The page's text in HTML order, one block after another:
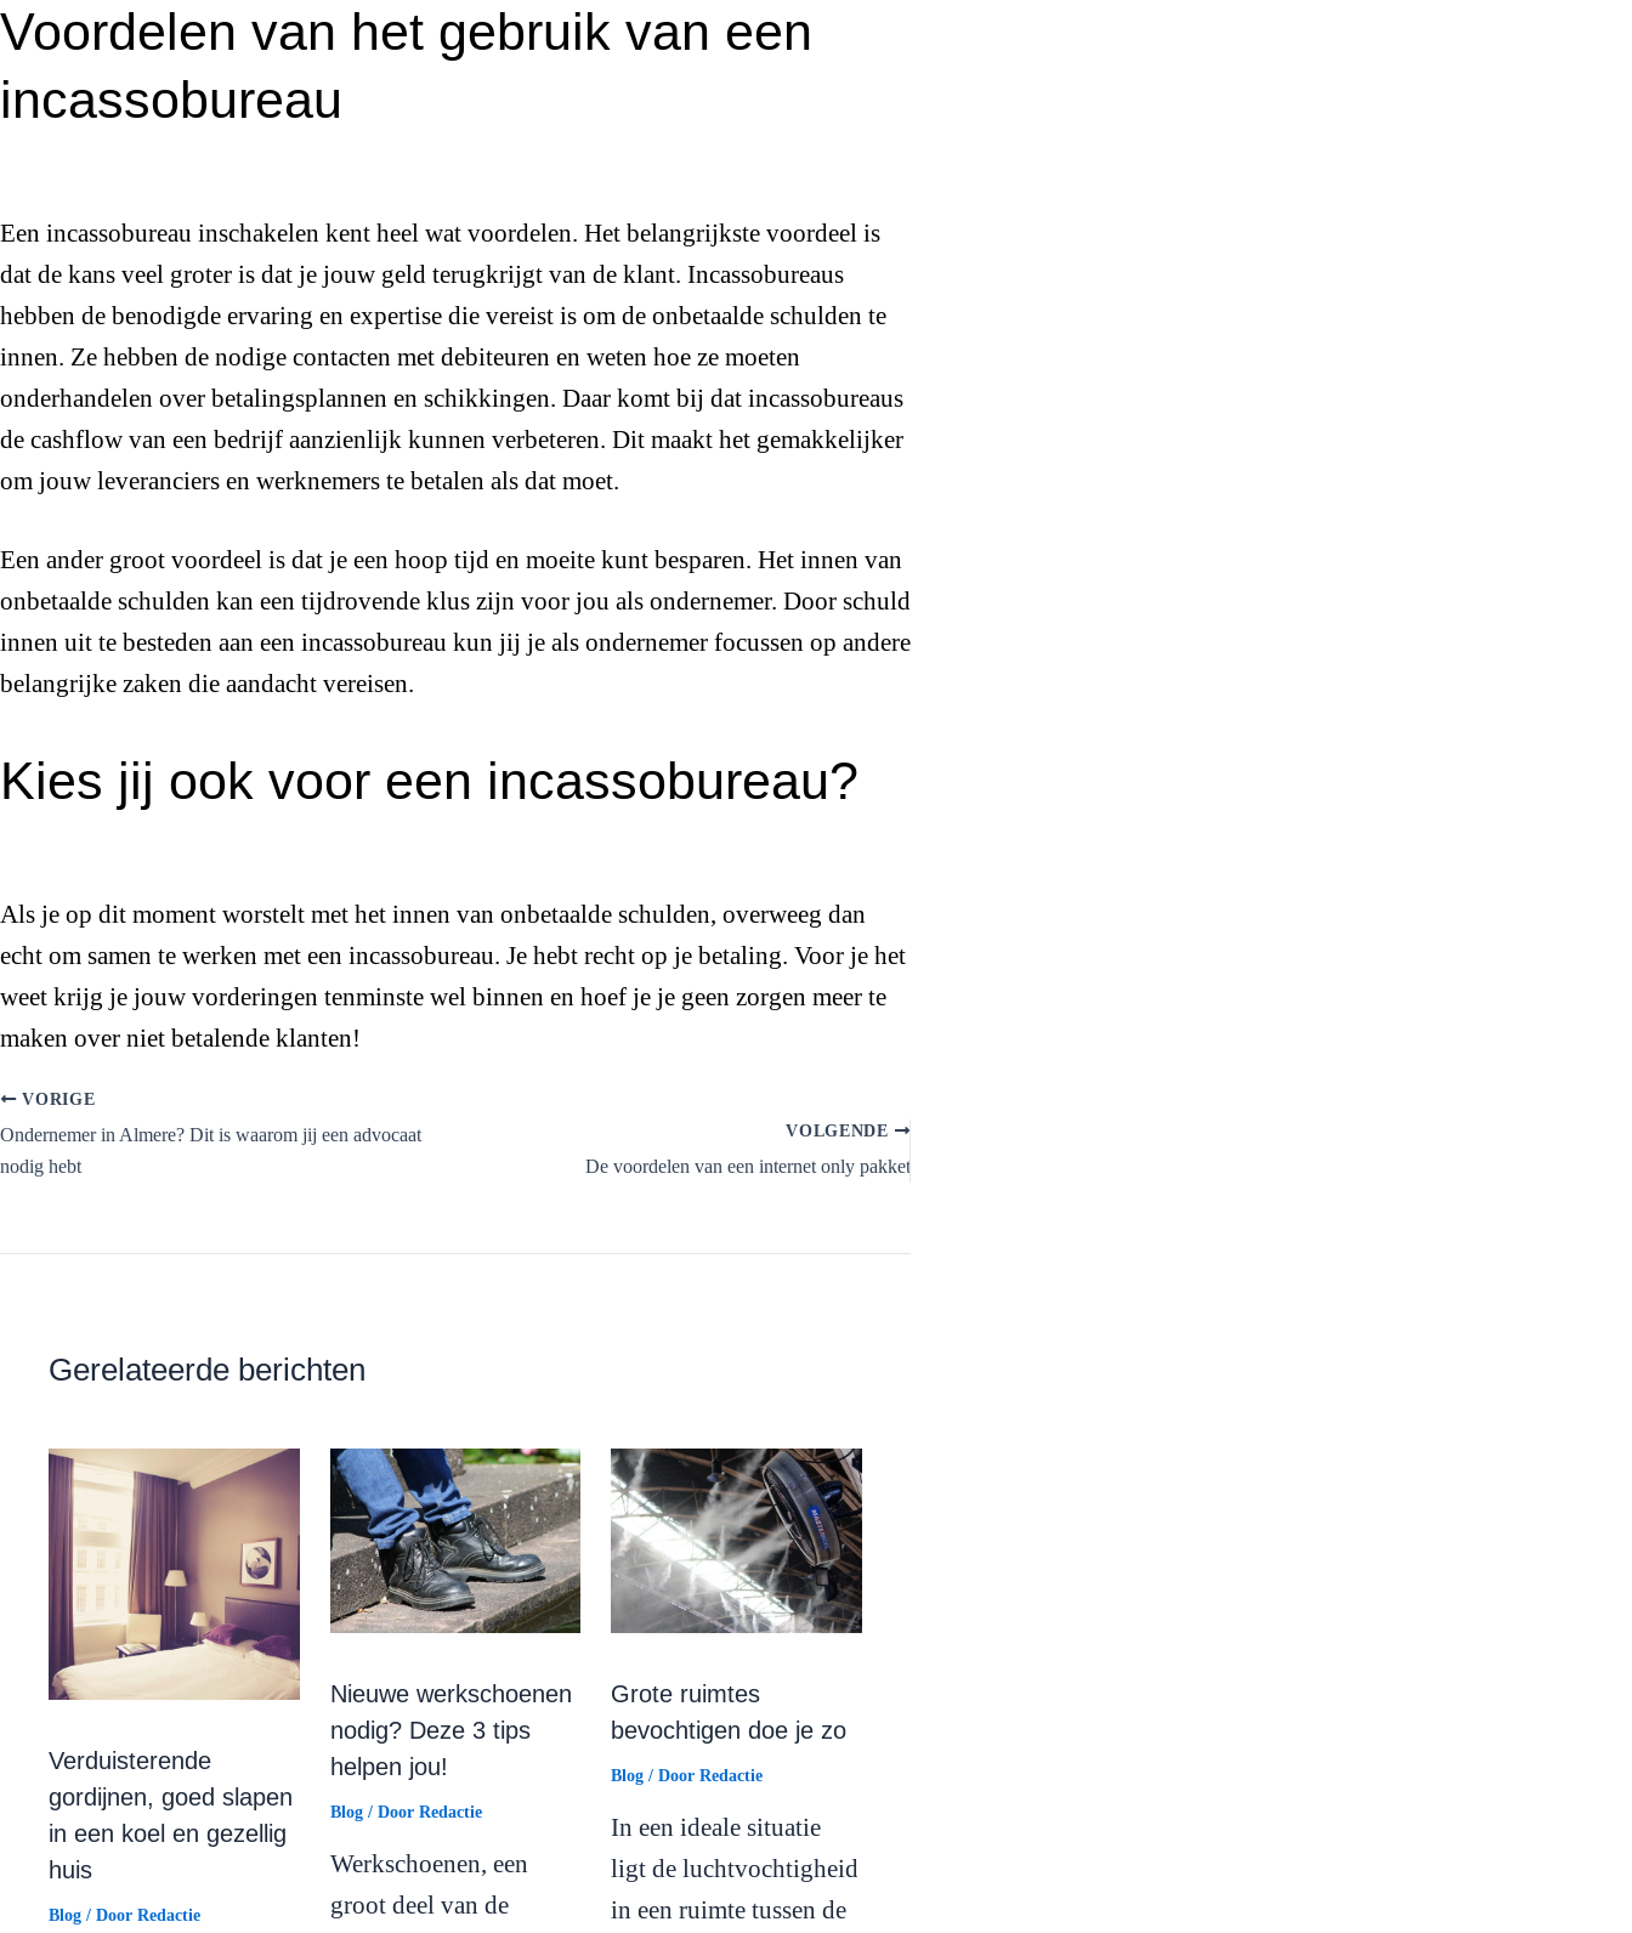
Voordelen van het gebruik van een
incassobureau
Een incassobureau inschakelen kent heel wat voordelen. Het belangrijkste voordeel is
dat de kans veel groter is dat je jouw geld terugkrijgt van de klant. Incassobureaus
hebben de benodigde ervaring en expertise die vereist is om de onbetaalde schulden te
innen. Ze hebben de nodige contacten met debiteuren en weten hoe ze moeten
onderhandelen over betalingsplannen en schikkingen. Daar komt bij dat incassobureaus
de cashflow van een bedrijf aanzienlijk kunnen verbeteren. Dit maakt het gemakkelijker
om jouw leveranciers en werknemers te betalen als dat moet.
Een ander groot voordeel is dat je een hoop tijd en moeite kunt besparen. Het innen van
onbetaalde schulden kan een tijdrovende klus zijn voor jou als ondernemer. Door schuld
innen uit te besteden aan een incassobureau kun jij je als ondernemer focussen op andere
belangrijke zaken die aandacht vereisen.
Kies jij ook voor een incassobureau?
Als je op dit moment worstelt met het innen van onbetaalde schulden, overweeg dan
echt om samen te werken met een incassobureau. Je hebt recht op je betaling. Voor je het
weet krijg je jouw vorderingen tenminste wel binnen en hoef je je geen zorgen meer te
maken over niet betalende klanten!
VORIGE
Ondernemer in Almere? Dit is waarom jij een advocaat
nodig hebt
VOLGENDE
De voordelen van een internet only pakket
Gerelateerde berichten
Verduisterende
gordijnen, goed slapen
in een koel en gezellig
huis
Blog / Door Redactie
Nieuwe werkschoenen
nodig? Deze 3 tips
helpen jou!
Blog/ Door Redactie
Werkschoenen, een
groot deel van de
Grote ruimtes
bevochtigen doe je zo
Blog / DoorRedactie
In een ideale situatie
ligt de luchtvochtigheid
in een ruimte tussen de